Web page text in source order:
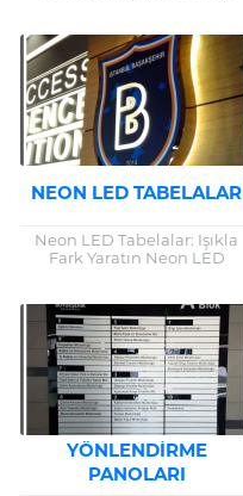
araçlarından biridir. Şehir içi
trafik...
NEON LED TABELALAR
Neon LED Tabelalar: Işıkla
Fark Yaratın Neon LED
projelerin vazgeçilmez
aydınlatma seçeneklerinden
biri haline gelmiştir....
YÖNLENDIRME
PANOLARI